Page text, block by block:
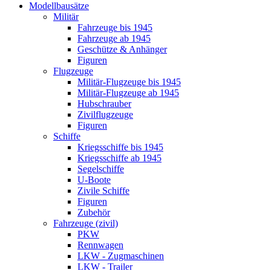
Modellbausätze
Militär
Fahrzeuge bis 1945
Fahrzeuge ab 1945
Geschütze & Anhänger
Figuren
Flugzeuge
Militär-Flugzeuge bis 1945
Militär-Flugzeuge ab 1945
Hubschrauber
Zivilflugzeuge
Figuren
Schiffe
Kriegsschiffe bis 1945
Kriegsschiffe ab 1945
Segelschiffe
U-Boote
Zivile Schiffe
Figuren
Zubehör
Fahrzeuge (zivil)
PKW
Rennwagen
LKW - Zugmaschinen
LKW - Trailer